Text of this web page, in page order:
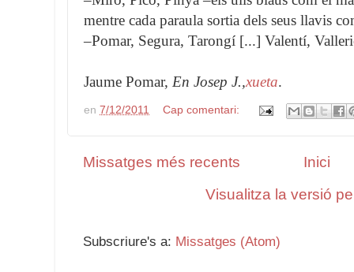
mentre cada paraula sortia dels seus llavis
–Pomar, Segura, Tarongí [...] Valentí,
Jaume Pomar, En Josep J.,xueta.
en 7/12/2011 Cap comentari:
Missatges més recents
Inici
Visualitza la versió
Subscriure's a: Missatges (Atom)